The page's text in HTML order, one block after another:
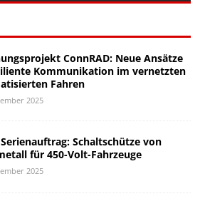
ConnRAD: Neue Ansätze
Kommunikation im vernetzten
Fahren
2025
Schaltschütze von
für 450-Volt-Fahrzeuge
2025